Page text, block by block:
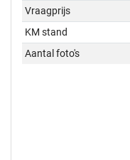
Vraagprijs
KM stand
Aantal foto's